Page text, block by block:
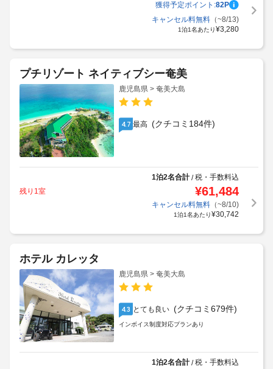
獲得予定ポイント:82P
キャンセル料無料（~8/13)
1泊1名あたり¥3,280
プチリゾート ネイティブシー奄美
鹿児島県 > 奄美大島
4.7 最高 (クチコミ184件)
1泊2名合計/税・手数料込
残り1室
¥61,484
キャンセル料無料（~8/10)
1泊1名あたり¥30,742
ホテル カレッタ
鹿児島県 > 奄美大島
4.3 とても良い (クチコミ679件)
インボイス制度対応プランあり
1泊2名合計/税・手数料込